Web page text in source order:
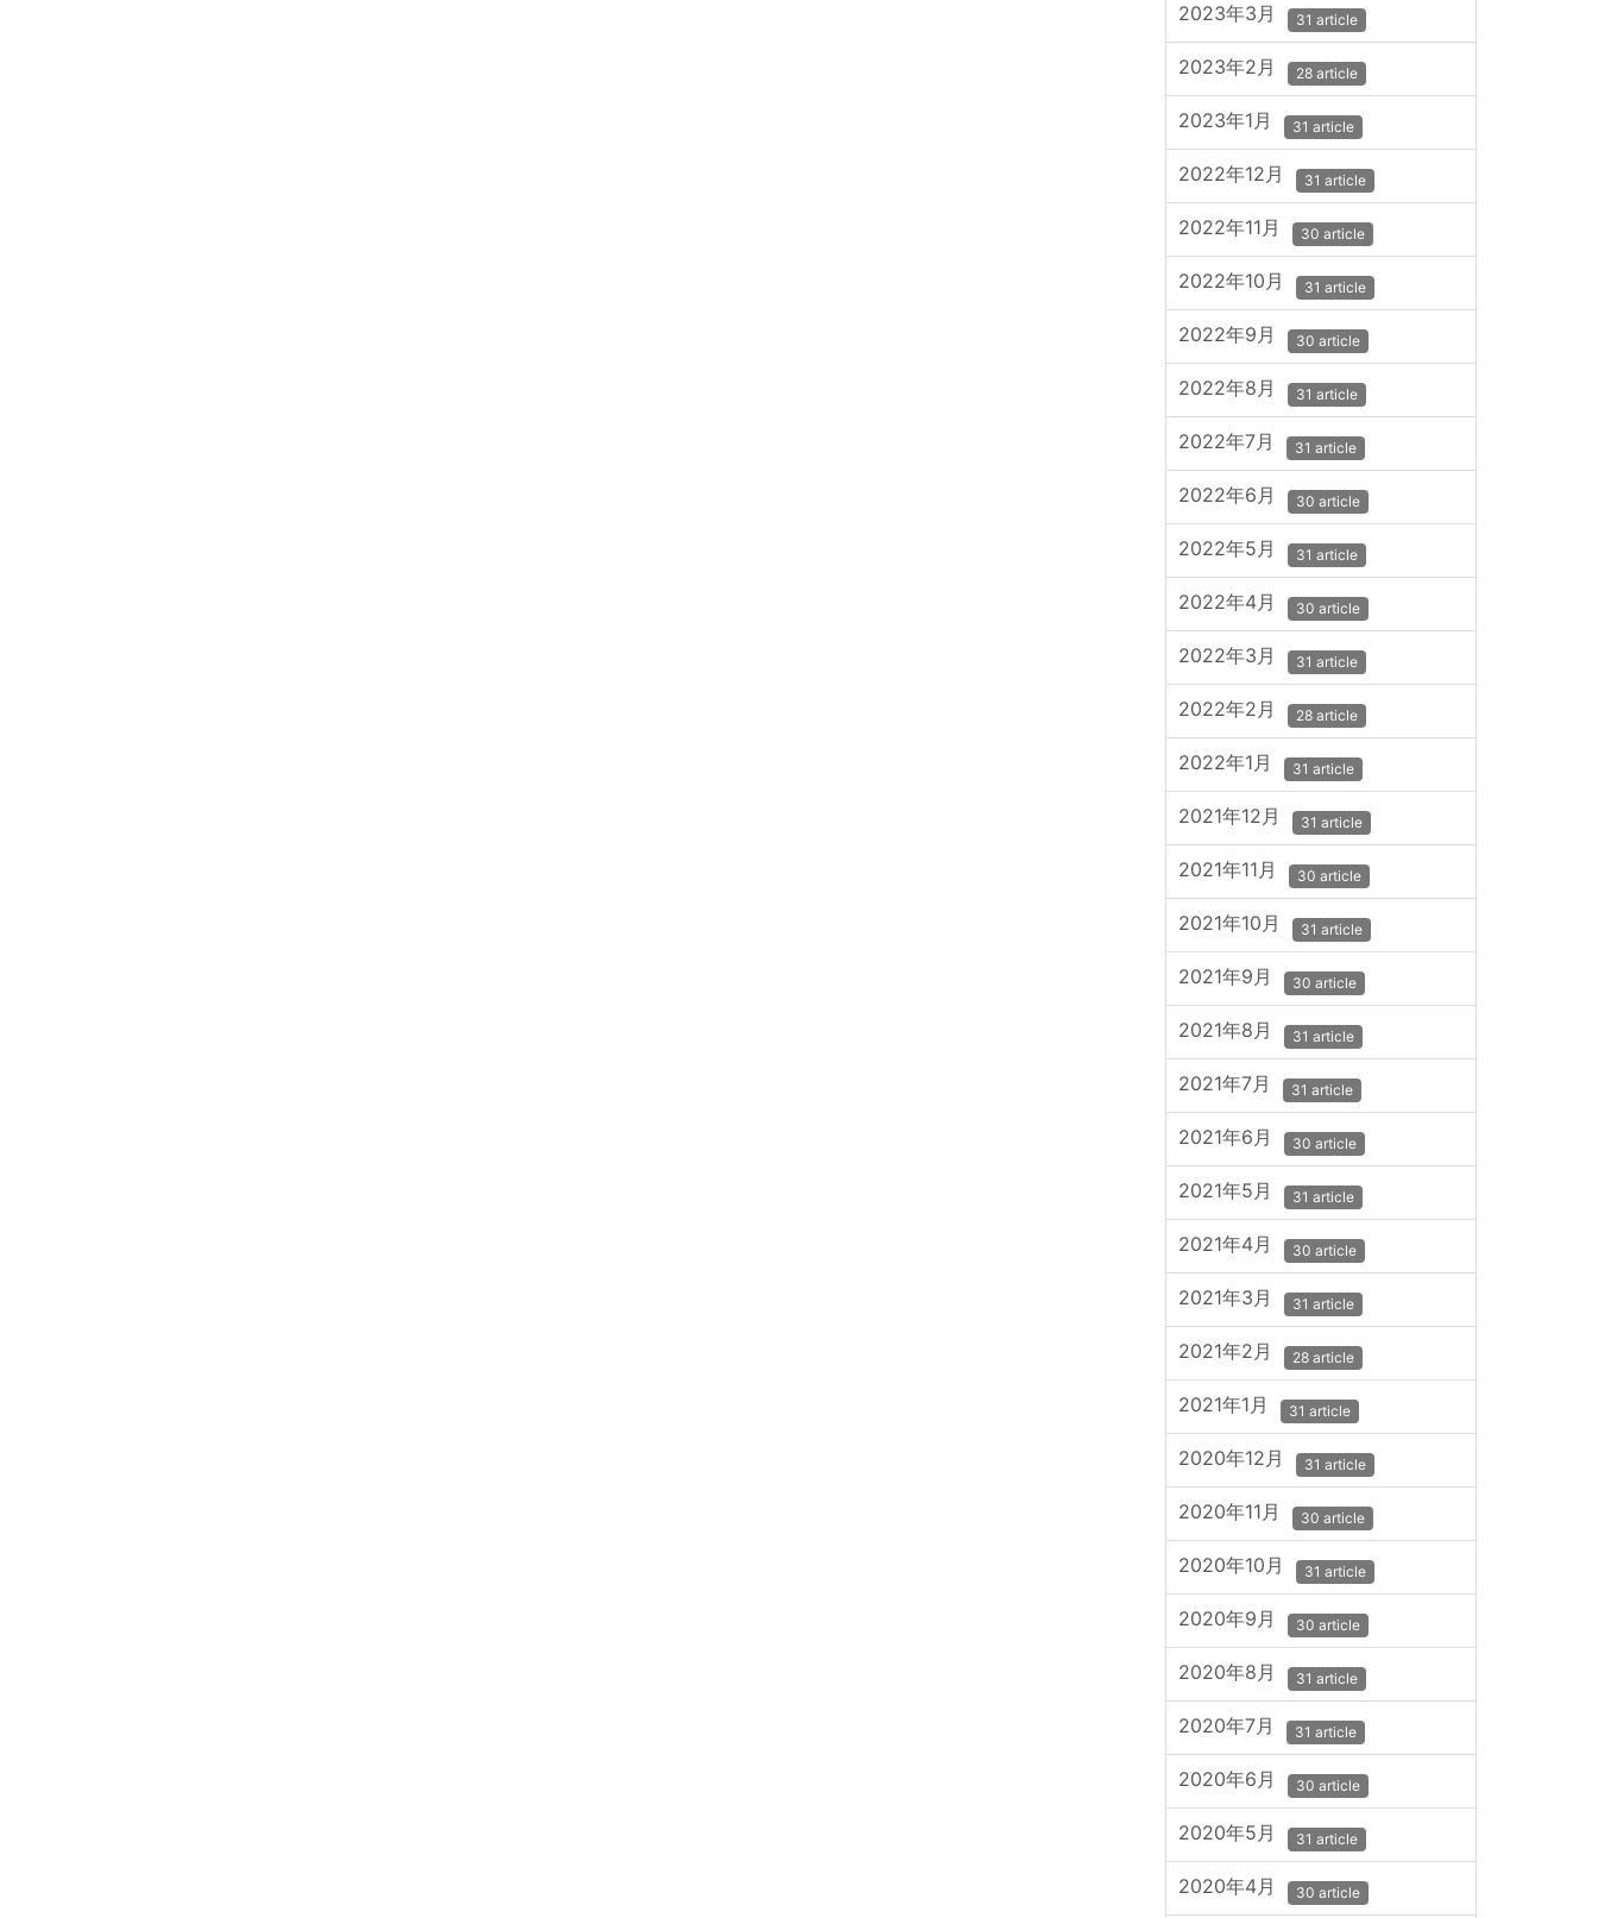
2023年3月 31 article
2023年2月 28 article
2023年1月 31 article
2022年12月 31 article
2022年11月 30 article
2022年10月 31 article
2022年9月 30 article
2022年8月 31 article
2022年7月 31 article
2022年6月 30 article
2022年5月 31 article
2022年4月 30 article
2022年3月 31 article
2022年2月 28 article
2022年1月 31 article
2021年12月 31 article
2021年11月 30 article
2021年10月 31 article
2021年9月 30 article
2021年8月 31 article
2021年7月 31 article
2021年6月 30 article
2021年5月 31 article
2021年4月 30 article
2021年3月 31 article
2021年2月 28 article
2021年1月 31 article
2020年12月 31 article
2020年11月 30 article
2020年10月 31 article
2020年9月 30 article
2020年8月 31 article
2020年7月 31 article
2020年6月 30 article
2020年5月 31 article
2020年4月 30 article